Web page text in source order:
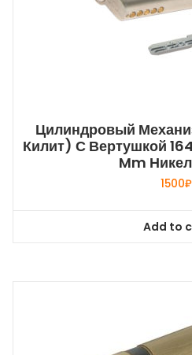
Цилиндровый
Килит) С Вертушкой
Mm
1500₽
Add to